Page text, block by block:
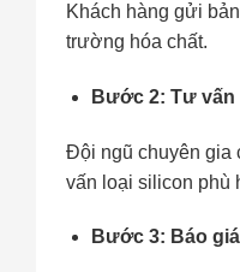
Khách hàng gửi
trường hóa chất.
Bước 2: Tư vấn
Đội ngũ chuyên gia
vấn loại silicon phù
Bước 3: Báo